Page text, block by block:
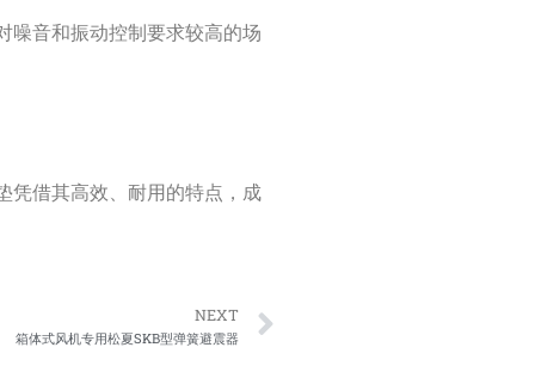
噪音和振动控制要求较高的场
凭借其高效、耐用的特点，成
NEXT
箱体式风机专用松夏SKB型弹簧避震器